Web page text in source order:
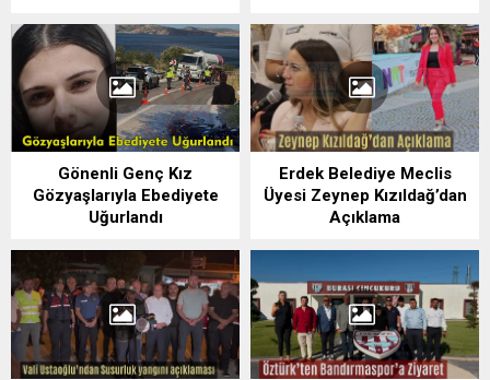
Gönenli Genç Kız
Gözyaşlarıyla Ebediyete
Uğurlandı
Erdek Belediye Meclis
Üyesi Zeynep Kızıldağ’dan
Açıklama